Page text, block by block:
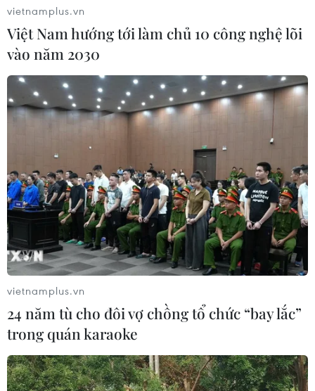
vietnamplus.vn
Việt Nam hướng tới làm chủ 10 công nghệ lõi
vào năm 2030
vietnamplus.vn
24 năm tù cho đôi vợ chồng tổ chức “bay lắc”
trong quán karaoke